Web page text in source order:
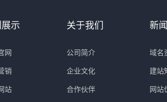
示
网
销
站
关于我们
公司简介
企业文化
合作伙伴
新
域名
建站
网站